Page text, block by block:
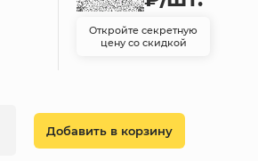
Откройте секретную
цену со скидкой
Добавить в корзину